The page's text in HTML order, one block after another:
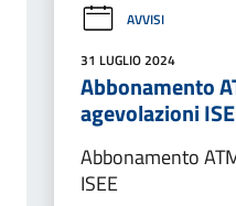
AVVISI
31 LUGLIO 2024
Abbonamento
agevolazioni
Abbonamento
ISEE